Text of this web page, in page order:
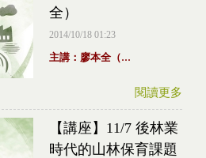
全）
2014/10/18 01:23
主講：廖本全（...
閱讀更多
【講座】11/7 後林業
時代的山林保育課題